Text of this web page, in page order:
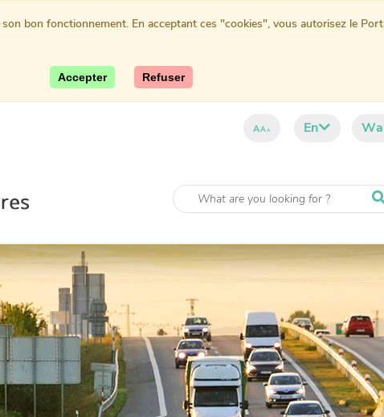
AAA En
bon fonctionnement. En acceptant ces "cookies", vous autorisez le
Accepter Refuser